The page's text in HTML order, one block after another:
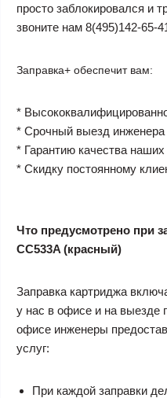
просто заблокировался и
звоните нам 8(495)142-
Заправка+ обеспечит вам:
*
* Срочный выезд инженера
* Гарантию качества
* Скидку постоянному
Что предусмотрено при
CC533A (красный)
Заправка картриджа
у нас в офисе и на
офисе инженеры
услуг:
При каждой заправки